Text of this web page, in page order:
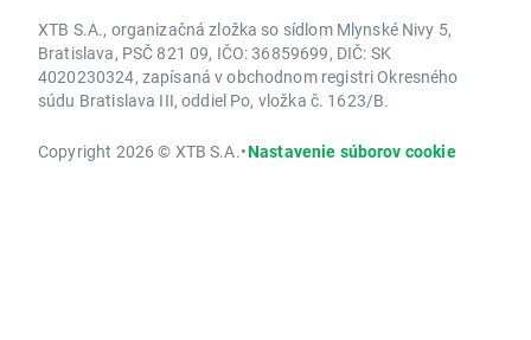
XTB S.A., organizačná zložka so sídlom Mlynské Nivy 5,
Bratislava, PSČ 821 09, IČO: 36859699, DIČ: SK
4020230324, zapísaná v obchodnom registri Okresného
súdu Bratislava III, oddiel Po, vložka č. 1623/B.
Copyright 2026 © XTB S.A.•Nastavenie súborov cookie